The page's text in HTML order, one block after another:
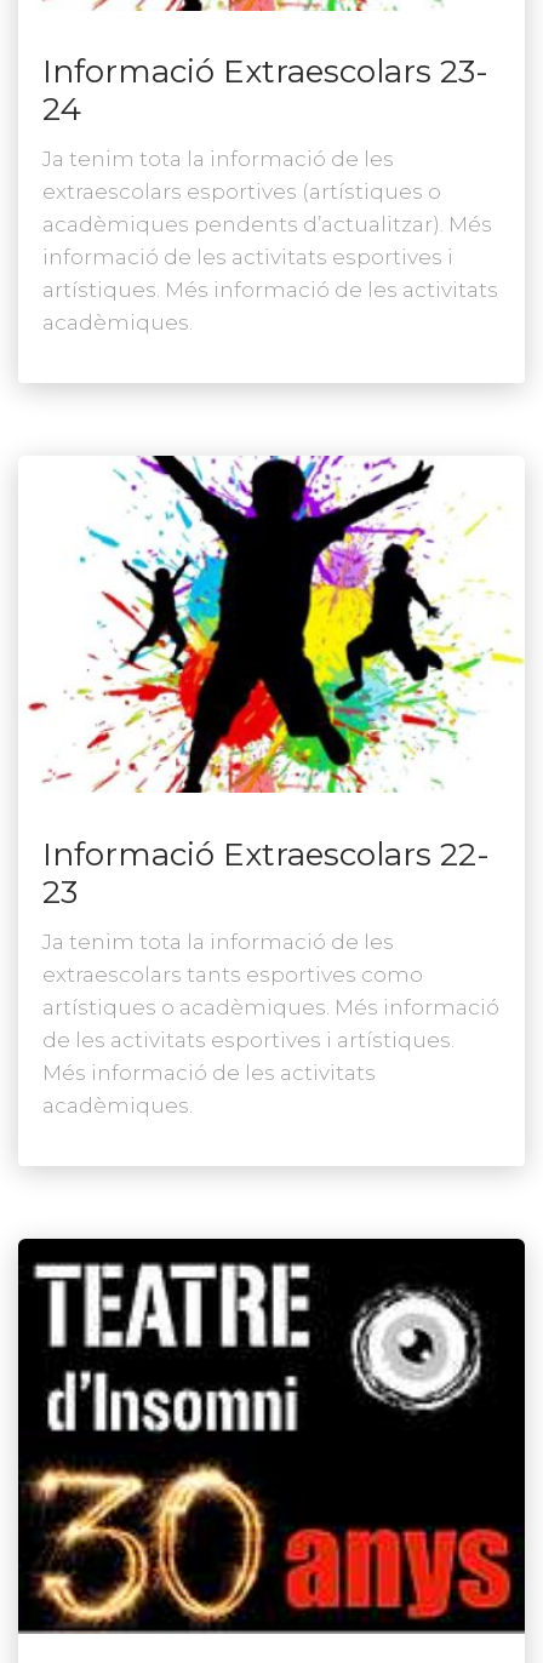
Informació Extraescolars 23-
24
Ja tenim tota la informació de les
extraescolars esportives (artístiques o
acadèmiques pendents d’actualitzar). Més
informació de les activitats esportives i
artístiques. Més informació de les activitats
acadèmiques.
Informació Extraescolars 22-
23
Ja tenim tota la informació de les
extraescolars tants esportives como
artístiques o acadèmiques. Més informació
de les activitats esportives i artístiques.
Més informació de les activitats
acadèmiques.